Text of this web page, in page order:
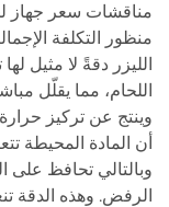
مناقشات سعر جهاز
منظور التكلفة
الليزر دقةً لا مثيل
اللحام، مما يقلّل
وينتج عن تركيز
أن المادة المحيطة
وبالتالي تحافظ على
الرفض. وهذه الدقة